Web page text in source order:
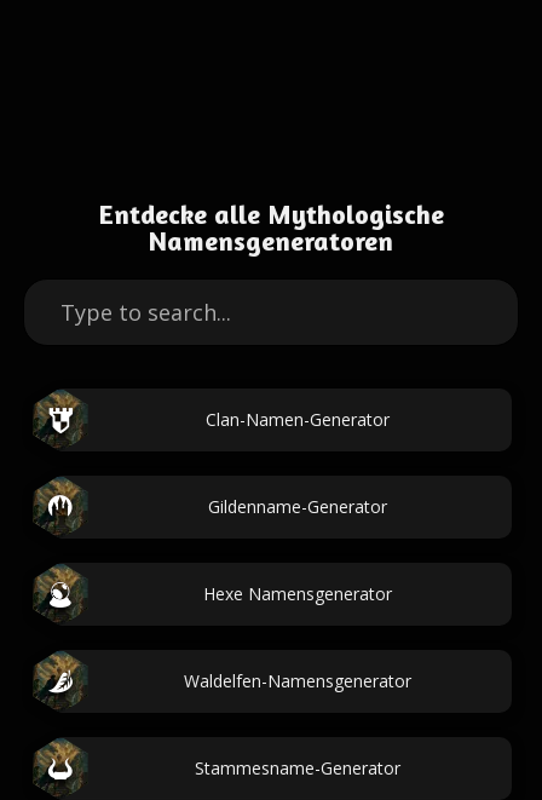
Entdecke alle Mythologische
Namensgeneratoren
Clan-Namen-Generator
Gildenname-Generator
Hexe Namensgenerator
Waldelfen-Namensgenerator
Stammesname-Generator